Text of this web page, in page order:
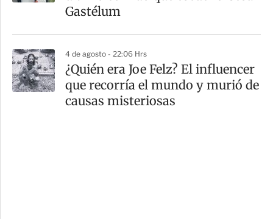
Gastélum
4 de agosto - 22:06 Hrs
¿Quién era Joe Felz? El influencer
que recorría el mundo y murió de
causas misteriosas